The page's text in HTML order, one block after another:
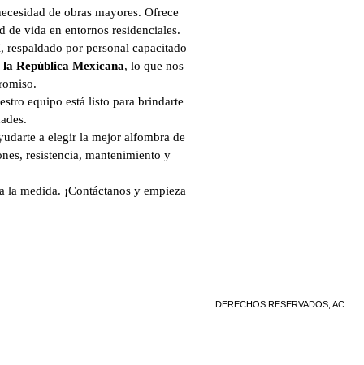
de obras mayores. Ofrece
vida en entornos residenciales.
, respaldado por personal capacitado
la República Mexicana, lo que nos
equipo está listo para brindarte
a elegir la mejor alfombra de
resistencia, mantenimiento y
medida. ¡Contáctanos y empieza
DERECHOS RESERVADOS, AC